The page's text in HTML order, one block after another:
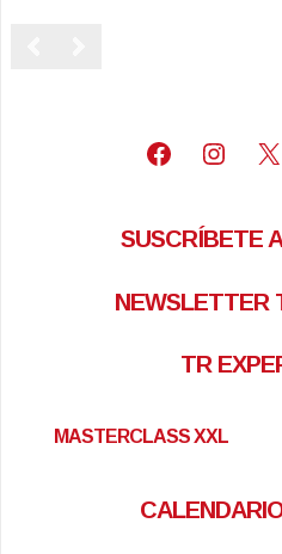
Facebook
X
SUSCRÍBETE
NEWSLETTER
TR
MASTERCLASS XXL